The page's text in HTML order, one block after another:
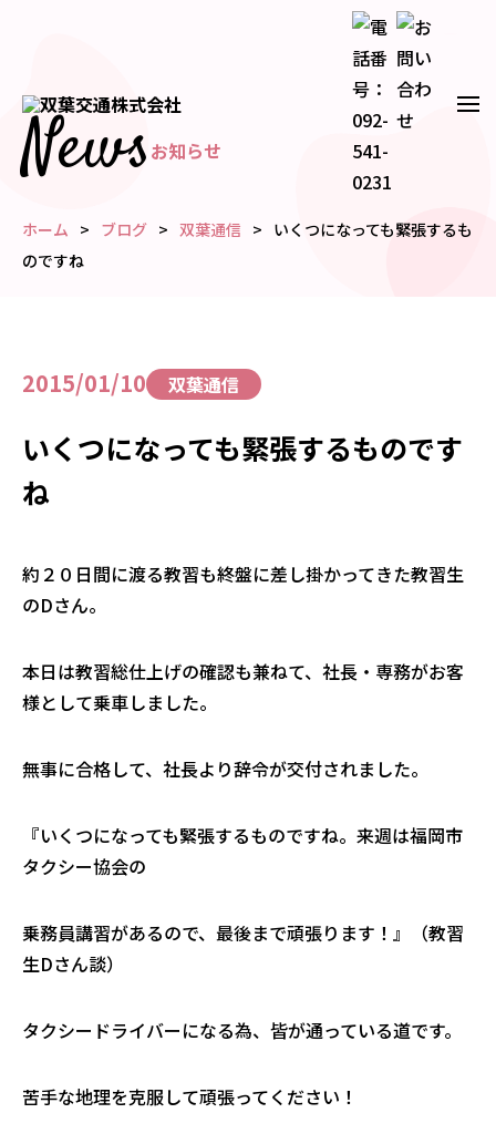
News お知らせ
ホーム ブログ 双葉通信
いくつになっても緊張するも
のですね
2015/01/10 双葉通信
いくつになっても緊張するものです
ね
約２０日間に渡る教習も終盤に差し掛かってきた教習生
のDさん。
本日は教習総仕上げの確認も兼ねて、社長・専務がお客
様として乗車しました。
無事に合格して、社長より辞令が交付されました。
『いくつになっても緊張するものですね。来週は福岡市
タクシー協会の
乗務員講習があるので、最後まで頑張ります！』（教習
生Dさん談）
タクシードライバーになる為、皆が通っている道です。
苦手な地理を克服して頑張ってください！